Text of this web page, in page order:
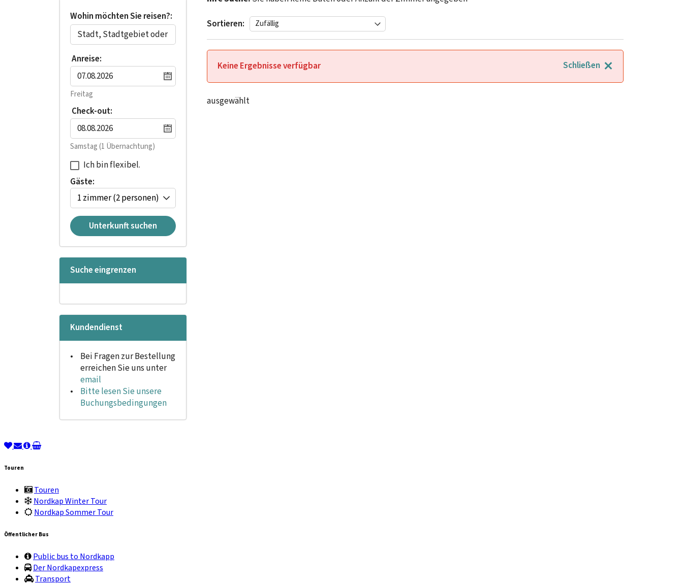
Sortieren:
Schließen
Keine Ergebnisse verfügbar
ausgewählt
Wohin möchten Sie reisen?:
Anreise:
Freitag
Check-out:
Samstag(1 Übernachtung)
Ich bin flexibel.
Gäste:
1 zimmer(2 personen)
Unterkunft suchen
Suche eingrenzen
Kundendienst
Bei Fragen zur Bestellung
erreichen Sie uns unter
email
Bitte lesen Sie unsere
Buchungsbedingungen
Touren
Touren
Nordkap Winter Tour
Nordkap Sommer Tour
Öffentlicher Bus
Public bus to Nordkapp
Der Nordkapexpress
Transport